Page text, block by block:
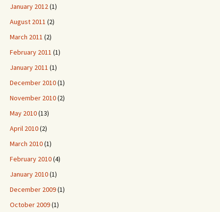
January 2012(1)
August 2011 (2)
March 2011 (2)
February 2011 (1)
January 2011 (1)
December 2010(1)
November 2010(2)
May 2010(13)
April 2010(2)
March 2010(1)
February 2010(4)
January 2010(1)
December 2009(1)
October 2009(1)